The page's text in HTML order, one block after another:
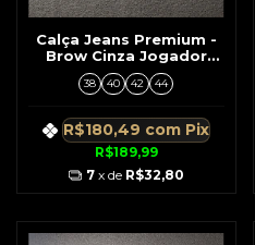
Calça Jeans Premium -
Brow Cinza Jogador
C/Detalhes Vermelho
38 40 42 44
R$189,99
R$180,49 com Pix
7 x de R$32,80